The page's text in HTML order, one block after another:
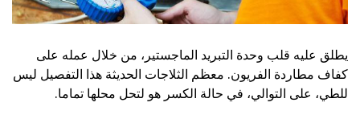
يطلق عليه قلب وحدة التبريد الماجستير، من خلال عمله على
كفاف مطاردة الفريون. معظم الثلاجات الحديثة هذا التفصيل ليس
للطي، على التوالي، في حالة الكسر هو لتحل محلها تماما.